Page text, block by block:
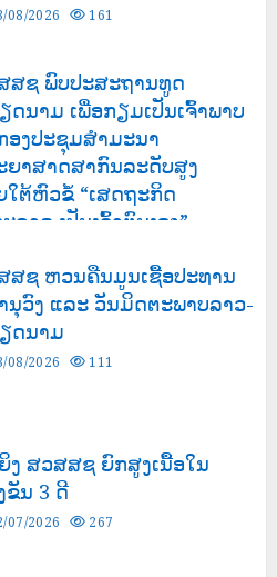
08/2026 161
ສຊ ພົບປະສະຖານທູດ
ດນາມ ເພື່ອກຽມເປັນເຈົ້າພາບ
ອງປະຊຸມສຳມະນາ
ຍາສາດສາກົນລະດັບສູງ
ໃຕ້ຫົວຂໍ້ “ເສດຖະກິດ
ລາດ ເປັນເຈົ້າຕົນເອງ”
ສຊ ຫວນຄືນມູນເຊື້ອປະທານ
ນຸວົງ ແລະ ວັນມິດຕະພາບລາວ-
ດນາມ
08/2026 111
ງ ສວສສຊ ຍົກສູງເນື້ອໃນ
ຂັນ 3 ດີ
07/2026 267